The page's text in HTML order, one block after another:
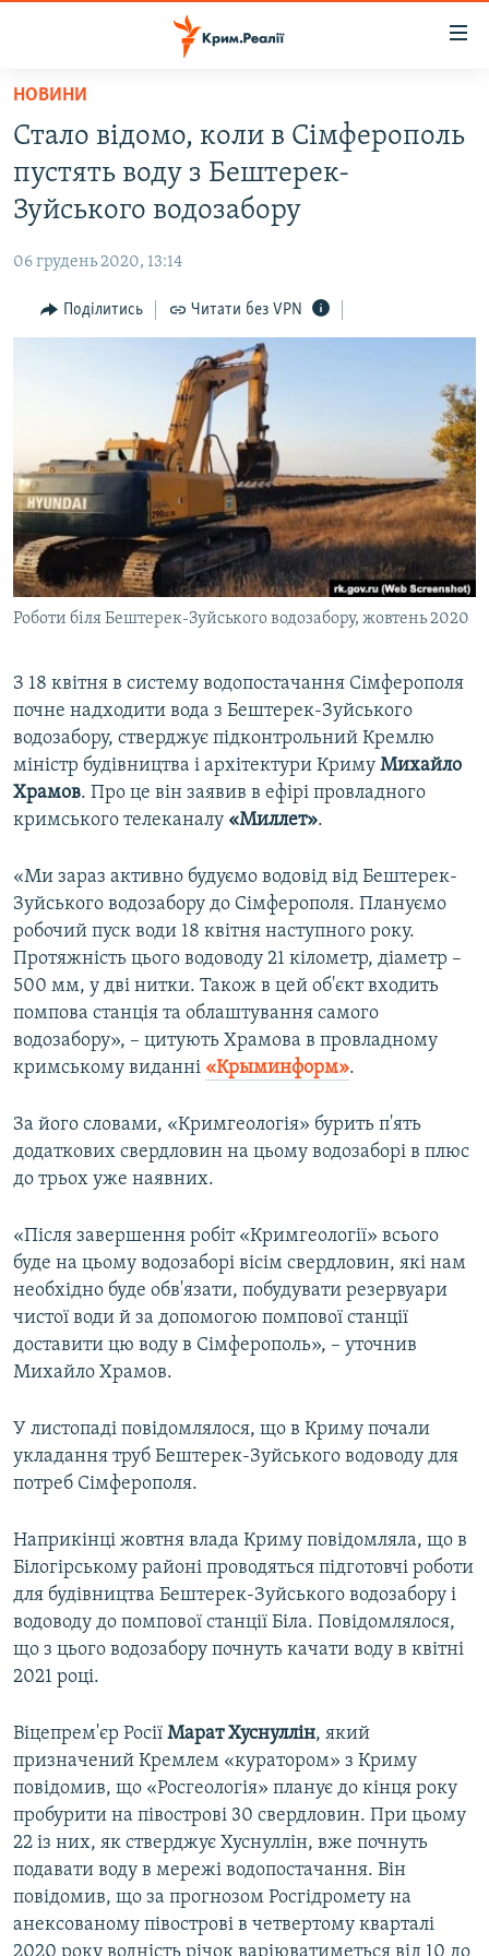
Перейти
основного
матеріалу
Перейти
до
основної
навігації
Перейти
до
ВОДА.КРИМ
ВІДЕО ТА ФОТО
БЛОГИ
ПОГЛЯД
СПЕЦПРОЕКТИ
ДЕПОРТАЦІЯ
ВІДЕОУРОКИ «ELIFBE»
СВІДЧЕННЯ ОКУПАЦІЇ
УКРАЇНСЬКА ПРОБЛЕМА КРИМУ
ІНФОГРАФІКА
ЯК ОБІЙТИ БЛОКУВАННЯ
Русский
Qırımtatar
ДОЛУЧАЙСЯ!
Усі сайти RFE/RL
НОВИНИ
Стало відомо, коли в Сімферополь
пустять воду з Бештерек-
Зуйського водозабору
06 грудень 2020, 13:14
Поділитись Читати без VPN
Роботи біля Бештерек-Зуйського водозабору, жовтень 2020
З 18 квітня в систему водопостачання Сімферополя
почне надходити вода з Бештерек-Зуйського
водозабору, стверджує підконтрольний Кремлю
міністр будівництва і архітектури Криму Михайло
Храмов. Про це він заявив в ефірі провладного
кримського телеканалу «Миллет».
«Ми зараз активно будуємо водовід від Бештерек-
Зуйського водозабору до Сімферополя. Плануємо
робочий пуск води 18 квітня наступного року.
Протяжність цього водоводу 21 кілометр, діаметр –
500 мм, у дві нитки. Також в цей об'єкт входить
помпова станція та облаштування самого
водозабору», – цитують Храмова в провладному
кримському виданні «Крыминформ».
За його словами, «Кримгеологія» бурить п'ять
додаткових свердловин на цьому водозаборі в плюс
до трьох уже наявних.
«Після завершення робіт «Кримгеології» всього
буде на цьому водозаборі вісім свердловин, які нам
необхідно буде обв'язати, побудувати резервуари
чистої води й за допомогою помпової станції
доставити цю воду в Сімферополь», – уточнив
Михайло Храмов.
У листопаді повідомлялося, що в Криму почали
укладання труб Бештерек-Зуйського водоводу для
потреб Сімферополя.
Наприкінці жовтня влада Криму повідомляла, що в
Білогірському районі проводяться підготовчі роботи
для будівництва Бештерек-Зуйського водозабору і
водоводу до помпової станції Біла. Повідомлялося,
що з цього водозабору почнуть качати воду в квітні
2021 році.
Віцепрем'єр Росії Марат Хуснуллін, який
призначений Кремлем «куратором» з Криму
повідомив, що «Росгеологія» планує до кінця року
пробурити на півострові 30 свердловин. При цьому
22 із них, як стверджує Хуснуллін, вже почнуть
подавати воду в мережі водопостачання. Він
повідомив, що за прогнозом Росгідромету на
анексованому півострові в четвертому кварталі